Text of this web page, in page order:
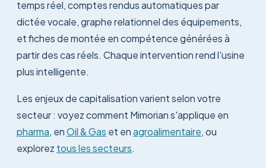
temps réel, comptes rendus automatiques par
dictée vocale, graphe relationnel des équipements,
et fiches de montée en compétence générées à
partir des cas réels. Chaque intervention rend l'usine
plus intelligente.
Les enjeux de capitalisation varient selon votre
secteur : voyez comment Mimorian s'applique en
pharma, enOil & Gas et enagroalimentaire, ou
explorez tous les secteurs.